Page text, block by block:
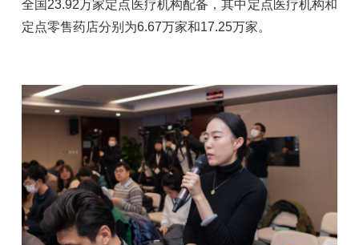
全国23.92万家定点医疗机构配备，其中定点医疗机构和
定点零售药店分别为6.67万家和17.25万家。